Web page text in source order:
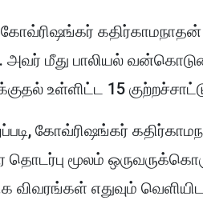
கோவ்ரிஷங்கர்
மீது பாலியல்
உள்ளிட்ட 15
கோவ்ரிஷங்கர்
தொடர்பு மூலம்
விவரங்கள் எதுவும்